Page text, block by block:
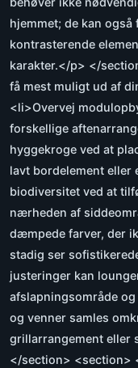
hjemmet; de kan
kontrasterende
karakter.</p> </
få mest muligt ud af
<li>Overvej
forskellige
hyggekroge ved at
lavt bordelement
biodiversitet ved at
nærheden af
dæmpede farver, der
stadig ser
justeringer kan
afslapningsområde
og venner samles
grillarrangement eller
</section> <section>